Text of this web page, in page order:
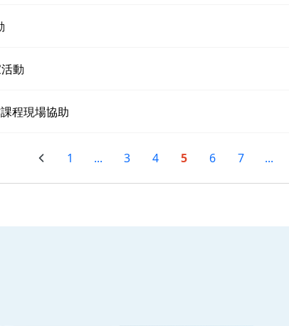
動
程現場協助
1 ... 3 4 5 6 7 ...